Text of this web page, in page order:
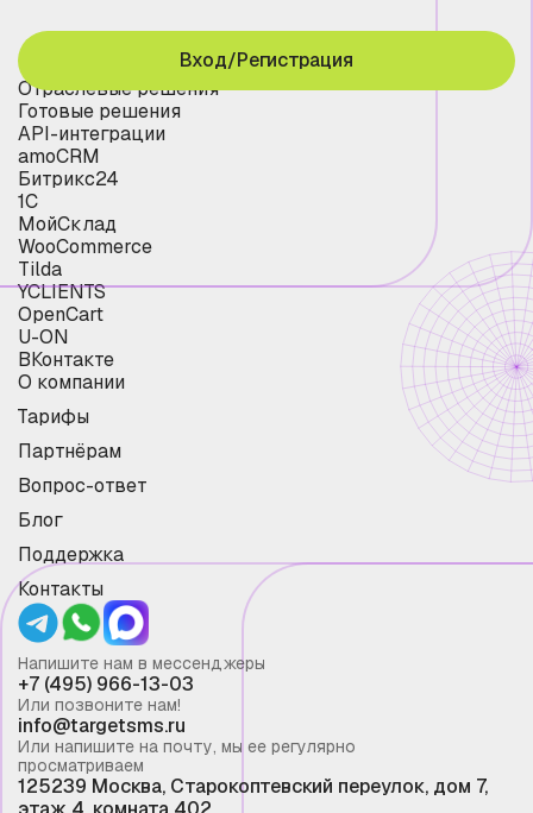
Отраслевые решения
Готовые решения
API-интеграции
amoCRM
Битрикс24
1С
МойСклад
WooCommerce
Tilda
YCLIENTS
OpenCart
U-ON
ВКонтакте
О компании
Тарифы
Партнёрам
Вопрос-ответ
Блог
Поддержка
Контакты
Вход/Регистрация
Напишите нам в мессенджеры
+7 (495) 966-13-03
Или позвоните нам!
info@targetsms.ru
Или напишите на почту, мы ее регулярно
просматриваем
125239 Москва, Старокоптевский переулок, дом 7,